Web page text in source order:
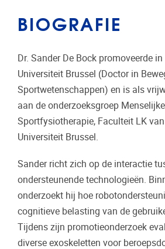
BIOGRAFIE
Dr. Sander De Bock promoveerde
Universiteit Brussel (Doctor in
Sportwetenschappen) en is als
aan de onderzoeksgroep
Sportfysiotherapie, Faculteit LK
Universiteit Brussel.
Sander richt zich op de interactie
ondersteunende technologieën.
onderzoekt hij hoe
cognitieve belasting van de
Tijdens zijn promotieonderzoek
diverse exoskeletten voor